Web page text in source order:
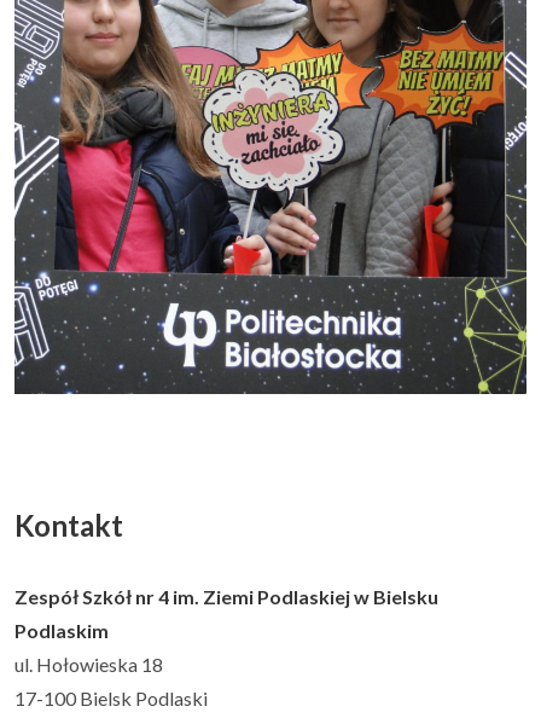
Kontakt
Zespół Szkół nr 4 im. Ziemi Podlaskiej w Bielsku
Podlaskim
ul. Hołowieska 18
17-100 Bielsk Podlaski